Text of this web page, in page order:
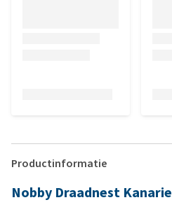
Productinformatie
Nobby Draadnest Kanarie